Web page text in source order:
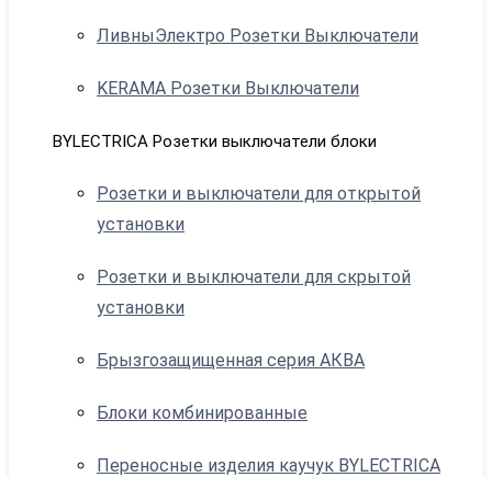
ЛивныЭлектро Розетки Выключатели
KERAMA Розетки Выключатели
BYLECTRICA Розетки выключатели блоки
Розетки и выключатели для открытой
установки
Розетки и выключатели для скрытой
установки
Брызгозащищенная серия АКВА
Блоки комбинированные
Переносные изделия каучук BYLECTRICA